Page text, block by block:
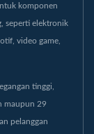
komponen
seperti elektronik
video game,
tinggi,
maupun 29
pelanggan